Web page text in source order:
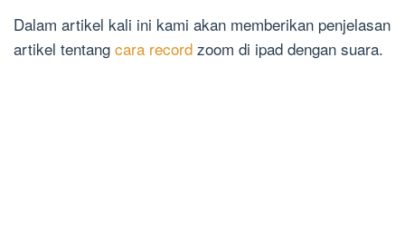
Dalam artikel kali ini kami akan memberikan penjelasan
artikel tentang cara record zoom di ipad dengan suara.